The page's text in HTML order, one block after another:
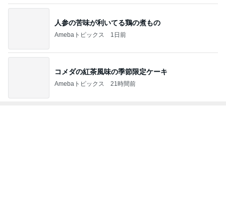
人参の苦味が利いてる鶏の煮もの
Amebaトピックス 1日前
コメダの紅茶風味の季節限定ケーキ
Amebaトピックス 21時間前